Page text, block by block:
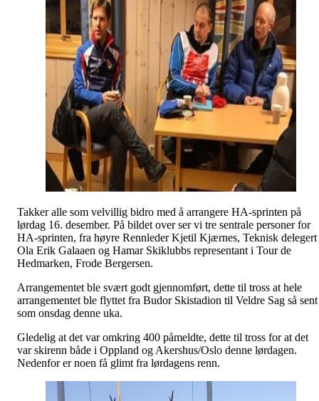
Takker alle som velvillig bidro med å arrangere HA-sprinten på
lørdag 16. desember. På bildet over ser vi tre sentrale personer for
HA-sprinten, fra høyre Rennleder Kjetil Kjærnes, Teknisk delegert
Ola Erik Galaaen og Hamar Skiklubbs representant i Tour de
Hedmarken, Frode Bergersen.
Arrangementet ble svært godt gjennomført, dette til tross at hele
arrangementet ble flyttet fra Budor Skistadion til Veldre Sag så sent
som onsdag denne uka.
Gledelig at det var omkring 400 påmeldte, dette til tross for at det
var skirenn både i Oppland og Akershus/Oslo denne lørdagen.
Nedenfor er noen få glimt fra lørdagens renn.